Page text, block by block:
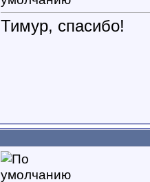
Тимур, спасибо!